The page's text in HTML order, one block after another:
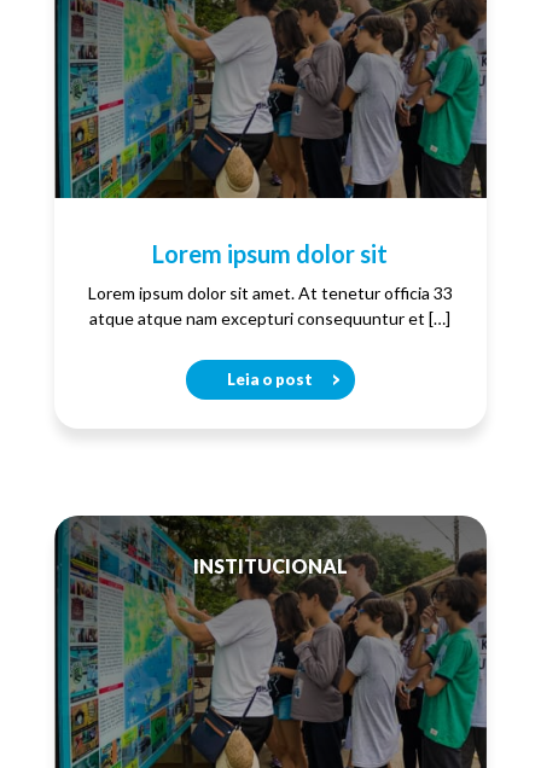
Lorem ipsum dolor sit
Lorem ipsum dolor sit amet. At tenetur officia 33
atque atque nam excepturi consequuntur et […]
Leia o post
INSTITUCIONAL